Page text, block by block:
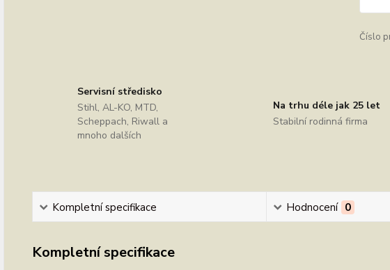
Číslo
Servisní středisko
Stihl, AL-KO, MTD,
Scheppach, Riwall a
mnoho dalších
Na trhu déle jak 25 let
Stabilní rodinná firma
Kompletní specifikace Hodnocení 0
Kompletní specifikace